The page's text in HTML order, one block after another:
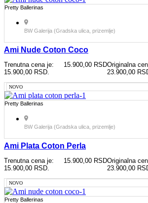
Pretty Ballerinas
BW Galerija (Gradska ulica, prizemlje)
Ami Nude Coton Coco
Originalna
23.900,00
15.900,00 RSD
Trenutna cena je:
15.900,00 RSD.
NOVO
Pretty Ballerinas
BW Galerija (Gradska ulica, prizemlje)
Ami Plata Coton Perla
Originalna
23.900,00
15.900,00 RSD
Trenutna cena je:
15.900,00 RSD.
NOVO
Pretty Ballerinas